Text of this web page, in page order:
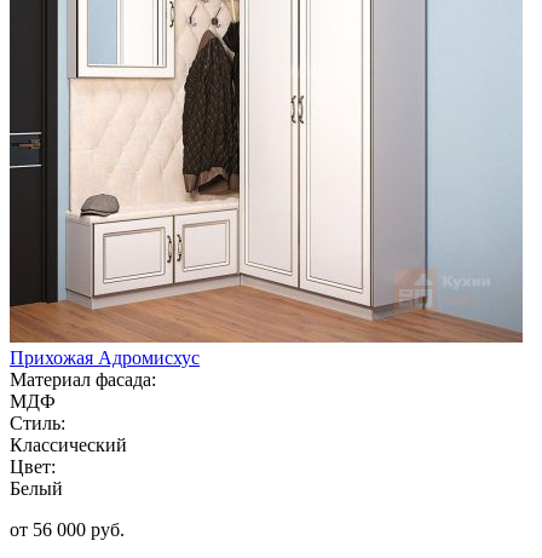
Прихожая Адромисхус
Материал фасада:
МДФ
Стиль:
Классический
Цвет:
Белый
от 56 000 руб.